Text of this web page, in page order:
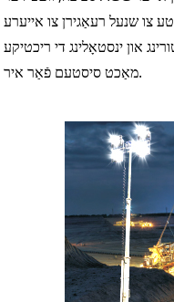
צו שנעל רעאַגירן צו אייערע
און ינסטאָלינג די ריכטיקע
מאַכט סיסטעם פֿאַר איר.